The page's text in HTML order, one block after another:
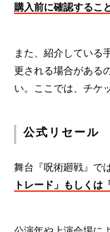
購入前に確認するこ
また、紹介している
更される場合がある
い。ここでは、チケ
公式リセール
舞台『呪術廻戦』では
トレード」もしくは